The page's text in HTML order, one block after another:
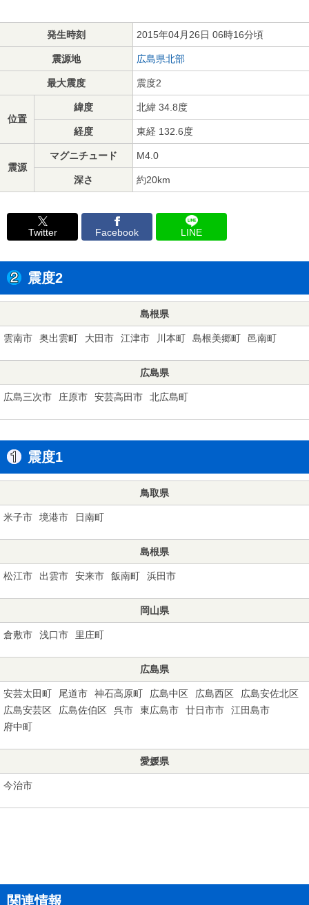
発生時刻 2015年04月26日 06時16分頃
震源地 広島県北部
最大震度 震度2
位置
緯度 北緯 34.8度
経度 東経 132.6度
震源
マグニチュード M4.0
深さ 約20km
Twitter Facebook LINE
震度2
島根県
雲南市 奥出雲町 大田市 江津市 川本町 島根美郷町 邑南町
広島県
広島三次市 庄原市 安芸高田市 北広島町
震度1
鳥取県
米子市 境港市 日南町
島根県
松江市 出雲市 安来市 飯南町 浜田市
岡山県
倉敷市 浅口市 里庄町
広島県
安芸太田町 尾道市 神石高原町 広島中区 広島西区
広島安佐北区
広島安芸区
広島佐伯区 呉市 東広島市 廿日市市
江田島市
府中町
愛媛県
今治市
関連情報